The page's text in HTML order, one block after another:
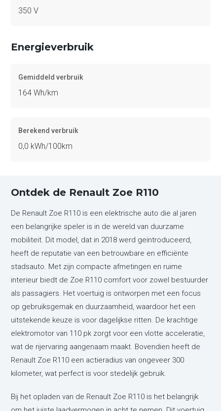
350 V
Energieverbruik
Gemiddeld verbruik
164 Wh/km
Berekend verbruik
0,0 kWh/100km
Ontdek de Renault Zoe R110
De Renault Zoe R110 is een elektrische auto die al jaren
een belangrijke speler is in de wereld van duurzame
mobiliteit. Dit model, dat in 2018 werd geïntroduceerd,
heeft de reputatie van een betrouwbare en efficiënte
stadsauto. Met zijn compacte afmetingen en ruime
interieur biedt de Zoe R110 comfort voor zowel bestuurder
als passagiers. Het voertuig is ontworpen met een focus
op gebruiksgemak en duurzaamheid, waardoor het een
uitstekende keuze is voor dagelijkse ritten. De krachtige
elektromotor van 110 pk zorgt voor een vlotte acceleratie,
wat de rijervaring aangenaam maakt. Bovendien heeft de
Renault Zoe R110 een actieradius van ongeveer 300
kilometer, wat perfect is voor stedelijk gebruik.
Bij het opladen van de Renault Zoe R110 is het belangrijk